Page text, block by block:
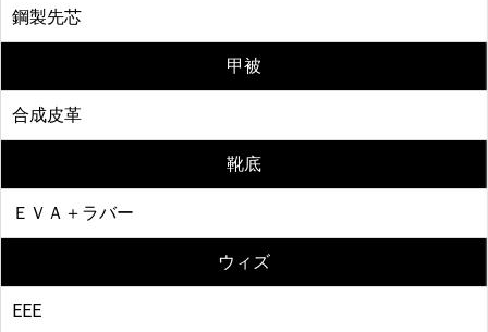
鋼製先芯
甲被
合成皮革
靴底
ＥＶＡ＋ラバー
ウィズ
EEE